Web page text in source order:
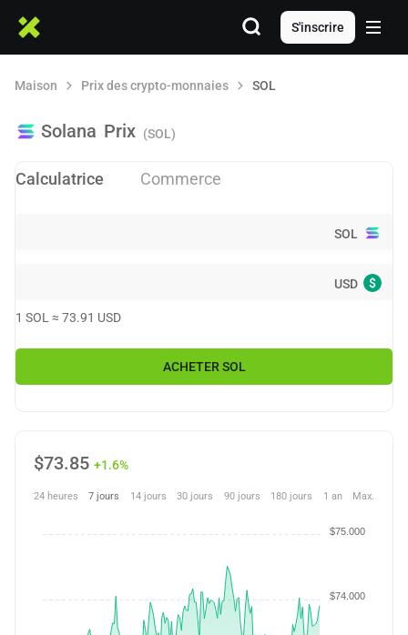
S'inscrire
Maison Prix des crypto-monnaies SOL
Solana Prix (SOL)
Calculatrice Commerce
SOL
USD $
1 SOL ≈ 73.91 USD
ACHETER SOL
$73.85 +1.6%
24 heures 7 jours 14 jours 30 jours 90 jours 180 jours 1 an Max.
$74.000
$75.000